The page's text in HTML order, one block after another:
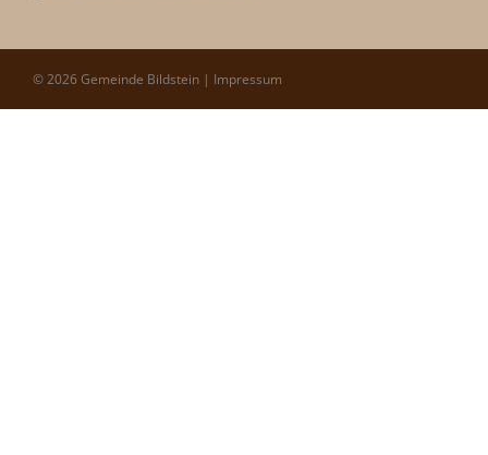
© 2026 Gemeinde Bildstein | Impressum